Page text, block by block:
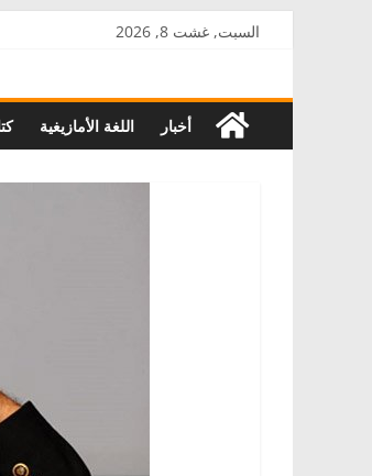
السبت, غشت 8, 2026
AkalPress
منبر
أخبار اللغة الأمازيغية